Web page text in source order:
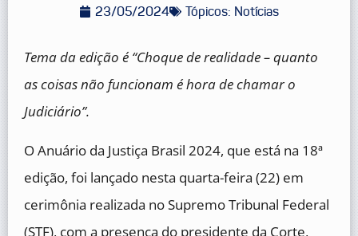
23/05/2024 Tópicos: Notícias
Tema da edição é “Choque de realidade – quanto
as coisas não funcionam é hora de chamar o
Judiciário”.
O Anuário da Justiça Brasil 2024, que está na 18ª
edição, foi lançado nesta quarta-feira (22) em
cerimônia realizada no Supremo Tribunal Federal
(STF), com a presença do presidente da Corte,